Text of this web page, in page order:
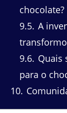
chocolate?
9.5 A
9.6 Quais
para o
10